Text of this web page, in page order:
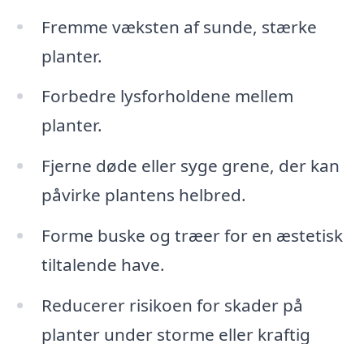
Fremme væksten af sunde, stærke
planter.
Forbedre lysforholdene mellem
planter.
Fjerne døde eller syge grene, der kan
påvirke plantens helbred.
Forme buske og træer for en æstetisk
tiltalende have.
Reducerer risikoen for skader på
planter under storme eller kraftig